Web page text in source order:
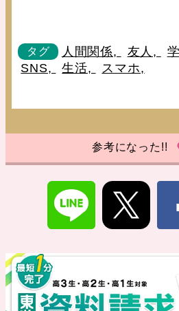
タグ 人間関係, 友人,
SNS,
生活, スマホ,
参考になった!!